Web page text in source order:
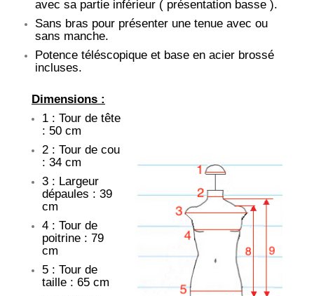
avec sa partie inférieur ( présentation basse ).
Sans bras pour présenter une tenue avec ou
sans manche.
Potence téléscopique et base en acier brossé
incluses.
Dimensions :
1 : Tour de tête
: 50 cm
2 : Tour de cou
: 34 cm
3 : Largeur
dépaules : 39
cm
4 : Tour de
poitrine : 79
cm
5 : Tour de
taille : 65 cm